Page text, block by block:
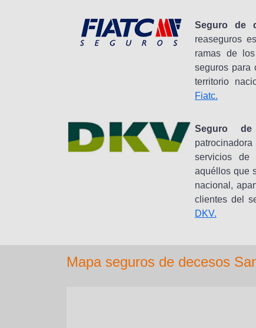
Seguro de
reaseguros
ramas de
seguros para
territorio
Fiatc.
Seguro
servicios de
aquéllos que
nacional,
clientes del
DKV.
Mapa seguros de decesos